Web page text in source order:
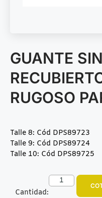
GUANTE
RUGOSO
Talle 8: Cód DPS89723
Talle 9: Cód DPS89724
Talle 10: Cód DPS89725
Cantidad: